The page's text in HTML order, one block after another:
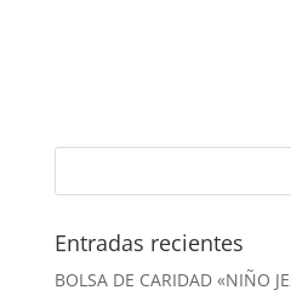
Entradas recientes
BOLSA DE CARIDAD «NIÑO